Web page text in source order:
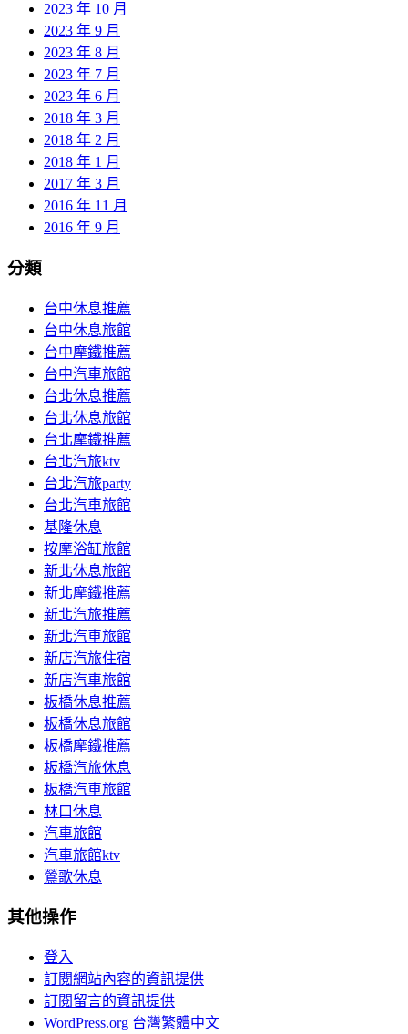
2023 年 10 月
2023 年 9 月
2023 年 8 月
2023 年 7 月
2023 年 6 月
2018 年 3 月
2018 年 2 月
2018 年 1 月
2017 年 3 月
2016 年 11 月
2016 年 9 月
分類
台中休息推薦
台中休息旅館
台中摩鐵推薦
台中汽車旅館
台北休息推薦
台北休息旅館
台北摩鐵推薦
台北汽旅ktv
台北汽旅party
台北汽車旅館
基隆休息
按摩浴缸旅館
新北休息旅館
新北摩鐵推薦
新北汽旅推薦
新北汽車旅館
新店汽旅住宿
新店汽車旅館
板橋休息推薦
板橋休息旅館
板橋摩鐵推薦
板橋汽旅休息
板橋汽車旅館
林口休息
汽車旅館
汽車旅館ktv
鶯歌休息
其他操作
登入
訂閱網站內容的資訊提供
訂閱留言的資訊提供
WordPress.org 台灣繁體中文